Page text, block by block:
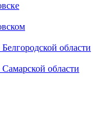
области
области